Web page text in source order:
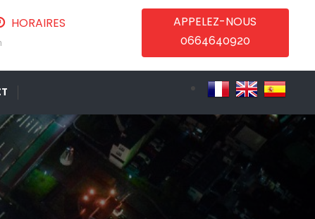
HORAIRES APPELEZ-NOUS
0664640920